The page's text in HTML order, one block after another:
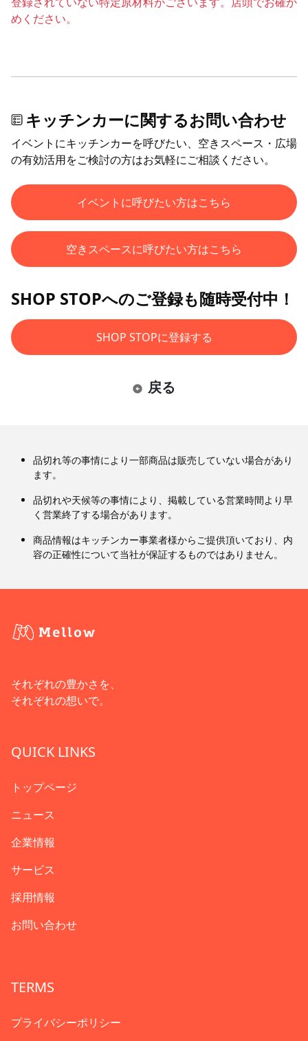
めください。
キッチンカーに関するお問い合わせ
イベントにキッチンカーを呼びたい、空きスペース・広場
の有効活用をご検討の方はお気軽にご相談ください。
イベントに呼びたい方はこちら
空きスペースに呼びたい方はこちら
SHOP STOPへのご登録も随時受付中！
SHOP STOPに登録する
戻る
品切れ等の事情により一部商品は販売していない場合があり
ます。
品切れや天候等の事情により、掲載している営業時間より早
く営業終了する場合があります。
商品情報はキッチンカー事業者様からご提供頂いており、内
容の正確性について当社が保証するものではありません。
それぞれの豊かさを、
それぞれの想いで。
QUICK LINKS
トップページ
ニュース
企業情報
サービス
採用情報
お問い合わせ
TERMS
プライバシーポリシー